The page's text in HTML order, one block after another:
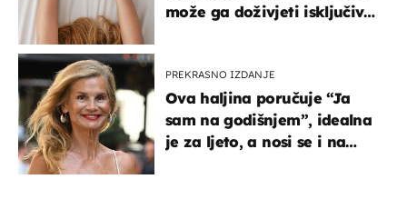
može ga doživjeti isključivo
PREKRASNO IZDANJE
Ova haljina poručuje “Ja
sam na godišnjem”, idealna
je za ljeto, a nosi se i na